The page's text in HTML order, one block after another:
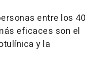
entre los 40
eficaces son el
y la